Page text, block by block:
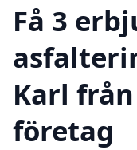
Få 3
Karl
företag